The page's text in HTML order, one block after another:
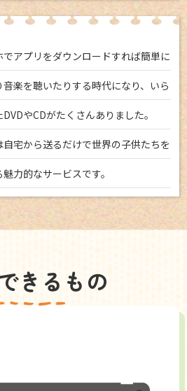
でアプリをダウンロードすれば簡単に
楽を聴いたりする時代になり、いら
やCDがたくさんありました。
自宅から送るだけで世界の子供たちを
力的なサービスです。
きるもの